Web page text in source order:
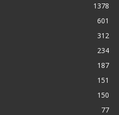
1378
601
312
234
187
151
150
77